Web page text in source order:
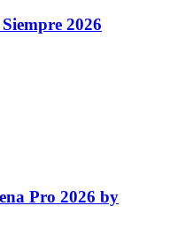
2026
Pro 2026 by